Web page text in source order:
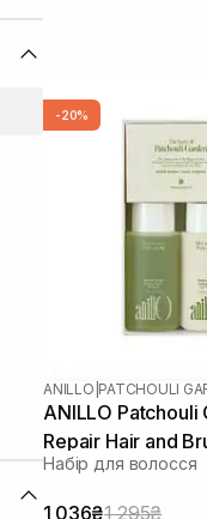
-20%
ANILLO PATCHOULI
ANILLO Patchouli
Repair Hair and
Набір для волосся
1 036₴1 295₴